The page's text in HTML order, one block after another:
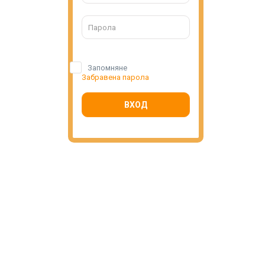
Запомняне
Забравена парола
ВХОД